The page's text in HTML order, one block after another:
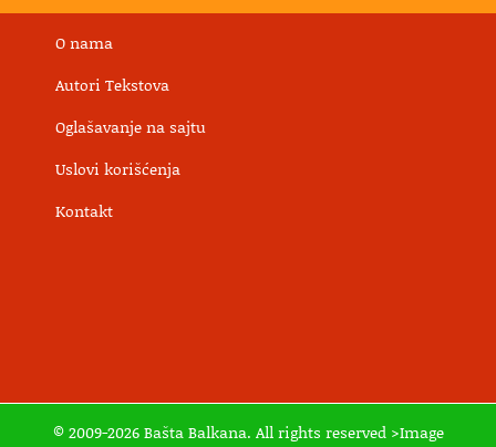
O nama
Autori Tekstova
Oglašavanje na sajtu
Uslovi korišćenja
Kontakt
© 2009-2026 Bašta Balkana. All rights reserved >Image